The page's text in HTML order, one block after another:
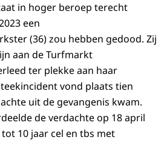
in hoger beroep terecht
een
(36) zou hebben gedood. Zij
aan de Turfmarkt
ter plekke aan haar
vond plaats tien
uit de gevangenis kwam.
de verdachte op 18 april
10 jaar cel en tbs met